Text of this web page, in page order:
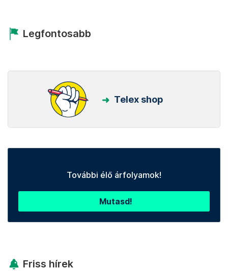
Legfontosabb
Telex shop
További élő árfolyamok!
Mutasd!
Friss hírek